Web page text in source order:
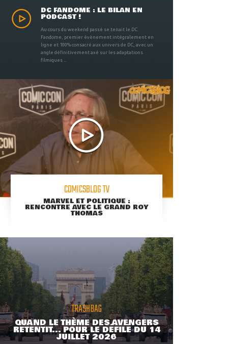
DC FANDOME : LE BILAN EN
PODCAST !
Au cours du weekend passé se tenait le DC
Fandome, premier évènement intégralement en
ligne et 100% consacré aux univers de DC, avec un
angle définitivement axé sur les adaptations
filmiques ...
COMICSBLOG TV
MARVEL ET POLITIQUE :
RENCONTRE AVEC LE GRAND ROY
THOMAS
TRASHBAG
QUAND LE THÈME DES AVENGERS
RETENTIT... POUR LE DÉFILÉ DU 14
JUILLET 2026